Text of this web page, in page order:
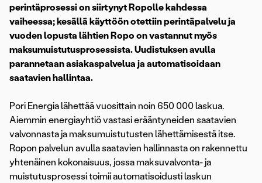
perintäprosessi on siirtynyt Ropolle kahdessa
vaiheessa; kesällä käyttöön otettiin perintäpalvelu ja
vuoden lopusta lähtien Ropo on vastannut myös
maksumuistutusprosessista. Uudistuksen avulla
parannetaan asiakaspalvelua ja automatisoidaan
saatavien hallintaa.
Pori Energia lähettää vuosittain noin 650 000 laskua.
Aiemmin energiayhtiö vastasi erääntyneiden saatavien
valvonnasta ja maksumuistutusten lähettämisestä itse.
Ropon palvelun avulla saatavien hallinnasta on rakennettu
yhtenäinen kokonaisuus, jossa maksuvalvonta- ja
muistutusprosessi toimii automatisoidusti laskun